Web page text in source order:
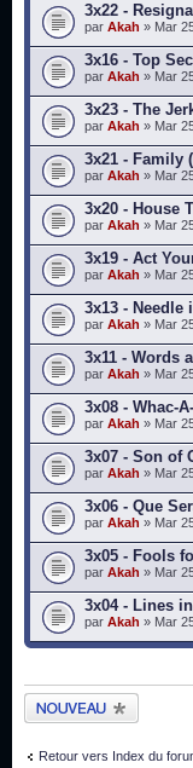
3x22 -
par Akah » Mar
3x16 - Top
par Akah » Mar
3x23 - The
par Akah » Mar
3x21 - Family
par Akah » Mar
3x20 - House
par Akah » Mar
3x19 - Act
par Akah » Mar
3x13 - Needle
par Akah » Mar
3x11 - Words
par Akah » Mar
3x08 - Whac-
par Akah » Mar
3x07 - Son of
par Akah » Mar
3x06 - Que
par Akah » Mar
3x05 - Fools
par Akah » Mar
3x04 - Lines
par Akah » Mar
Publier un nouveau
sujet
Retour vers Index du